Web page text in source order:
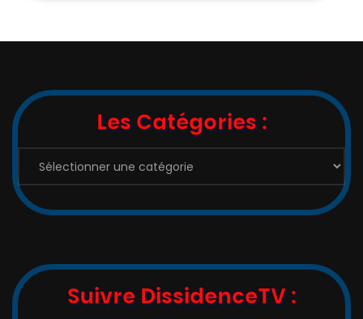
Les Catégories :
Suivre DissidenceTV :